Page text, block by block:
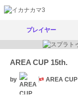
プレイヤー
AREA CUP 15th.
by AREA CUP